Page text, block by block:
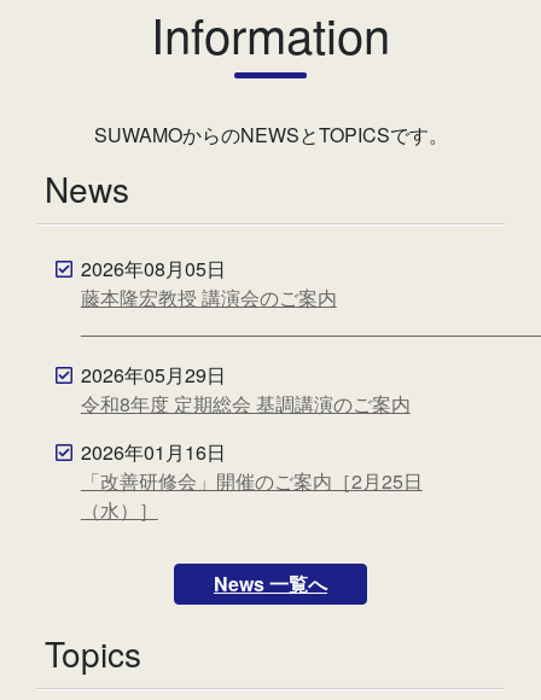
Information
SUWAMOからのNEWSとTOPICSです。
News
2026年08月05日
藤本隆宏教授 講演会のご案内
2026年05月29日
令和8年度 定期総会 基調講演のご案内
2026年01月16日
「改善研修会」開催のご案内［2月25日
（水）］
News 一覧へ
Topics